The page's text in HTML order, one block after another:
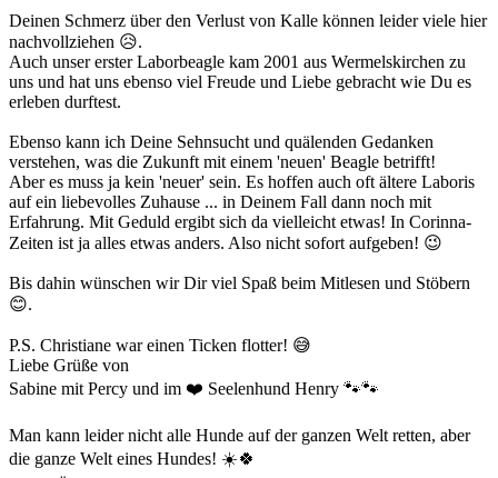
Deinen Schmerz über den Verlust von Kalle können leider viele hier
nachvollziehen 😥.
Auch unser erster Laborbeagle kam 2001 aus Wermelskirchen zu
uns und hat uns ebenso viel Freude und Liebe gebracht wie Du es
erleben durftest.
Ebenso kann ich Deine Sehnsucht und quälenden Gedanken
verstehen, was die Zukunft mit einem 'neuen' Beagle betrifft!
Aber es muss ja kein 'neuer' sein. Es hoffen auch oft ältere Laboris
auf ein liebevolles Zuhause ... in Deinem Fall dann noch mit
Erfahrung. Mit Geduld ergibt sich da vielleicht etwas! In Corinna-
Zeiten ist ja alles etwas anders. Also nicht sofort aufgeben! 😉
Bis dahin wünschen wir Dir viel Spaß beim Mitlesen und Stöbern
😊.
P.S. Christiane war einen Ticken flotter! 😅
Liebe Grüße von
Sabine mit Percy und im ❤️ Seelenhund Henry 🐾🐾
Man kann leider nicht alle Hunde auf der ganzen Welt retten, aber
die ganze Welt eines Hundes! ☀️🍀